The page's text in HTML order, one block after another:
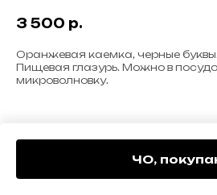
3 500 р.
ЧО,
Оранжевая каемка, черные
Пищевая глазурь. Можно в
микроволновку.